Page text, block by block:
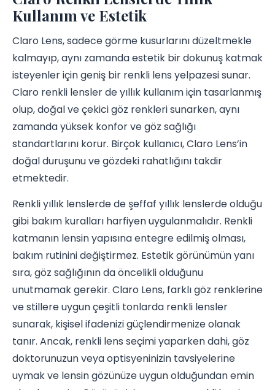
Kullanım ve Estetik
Claro Lens, sadece görme kusurlarını düzeltmekle
kalmayıp, aynı zamanda estetik bir dokunuş katmak
isteyenler için geniş bir renkli lens yelpazesi sunar.
Claro renkli lensler de yıllık kullanım için tasarlanmış
olup, doğal ve çekici göz renkleri sunarken, aynı
zamanda yüksek konfor ve göz sağlığı
standartlarını korur. Birçok kullanıcı, Claro Lens’in
doğal duruşunu ve gözdeki rahatlığını takdir
etmektedir.
Renkli yıllık lenslerde de şeffaf yıllık lenslerde olduğu
gibi bakım kuralları harfiyen uygulanmalıdır. Renkli
katmanın lensin yapısına entegre edilmiş olması,
bakım rutinini değiştirmez. Estetik görünümün yanı
sıra, göz sağlığının da öncelikli olduğunu
unutmamak gerekir. Claro Lens, farklı göz renklerine
ve stillere uygun çeşitli tonlarda renkli lensler
sunarak, kişisel ifadenizi güçlendirmenize olanak
tanır. Ancak, renkli lens seçimi yaparken dahi, göz
doktorunuzun veya optisyeninizin tavsiyelerine
uymak ve lensin gözünüze uygun olduğundan emin